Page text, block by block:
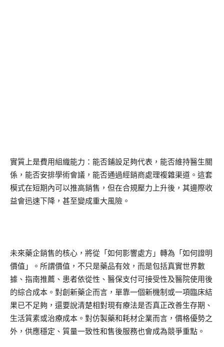
實質上是費用組織能力：能否鋪設足夠代表，能否維持醫生關
係，能否安排學術會議，能否通過經銷商處理複雜渠道。這套
模式在短期內可以推高銷售，但在合規壓力上升後，其邊際收
益會迅速下降，甚至變成重大風險。
未來藥企銷售的核心，將從「如何影響處方」轉為「如何證明
價值」。所謂價值，不只是藥品有效，而是包括真實世界數
據、指南推薦、患者依從性、醫保支付可接受性及醫院使用後
的綜合成本。對創新藥企而言，單靠一個新機制或一項臨床結
果已不足夠，還要說清楚相對現有療法是否真正改善生存期、
生活質素或治療成本。對仿製藥和耗材企業而言，價格優勢之
外，供應穩定、質量一致性和售後服務也會成為競爭重點。